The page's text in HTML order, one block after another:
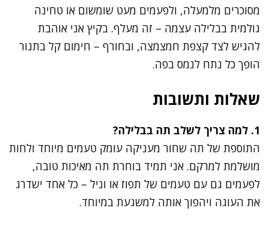
מסוכרים מלמעלה, ולפעמים מעט שומשום או טחינה
גולמית בבלילה עצמה – זה מעלף. בקיץ אני אוהבת
להגיש לצד קצפת חמצמצה, ובחורף – חימום קל בתנור
הופך כל נתח לנמס בפה.
שאלות ותשובות
1. למה צריך לשלב תה בבלילה?
התוספת של תה שחור מעניקה עומק טעמים מיוחד ולחות
מושלמת למרקם. אני תמיד בוחרת תה מאיכות טובה,
לפעמים גם עם טעמים של תפוז או וניל – כל אחד ישדרג
את העוגה ויהפוך אותה למשגעת במיוחד.